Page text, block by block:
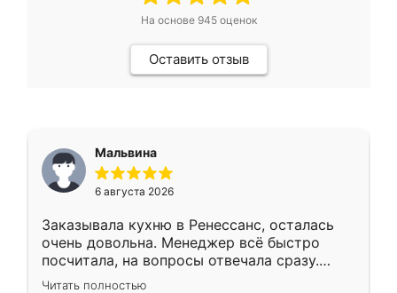
На основе 945оценок
Оставить отзыв
Мальвина
6 августа 2026
Заказывала кухню в Ренессанс, осталась
очень довольна. Менеджер всё быстро
посчитала, на вопросы отвечала сразу.
Замерщик приехал в субботу, подошёл к
Читать полностью